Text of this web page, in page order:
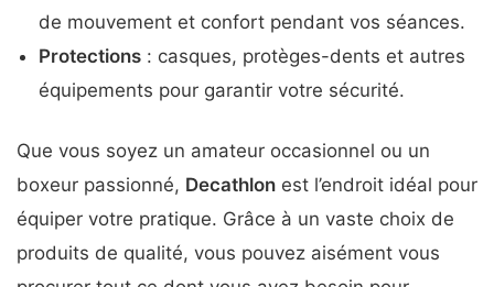
de mouvement et confort pendant vos séances.
Protections : casques, protèges-dents et autres
équipements pour garantir votre sécurité.
Que vous soyez un amateur occasionnel ou un
boxeur passionné, Decathlon est l’endroit idéal pour
équiper votre pratique. Grâce à un vaste choix de
produits de qualité, vous pouvez aisément vous